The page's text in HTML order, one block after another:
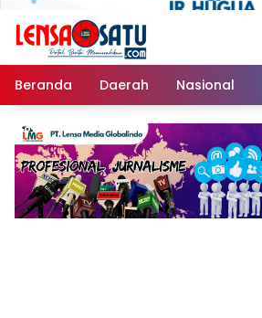
Beranda Daerah Nasional